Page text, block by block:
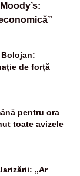
Bolojan:
de forță
pentru ora
toate avizele
„Ar